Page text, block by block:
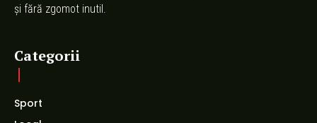
și fără zgomot inutil.
Categorii
Sport